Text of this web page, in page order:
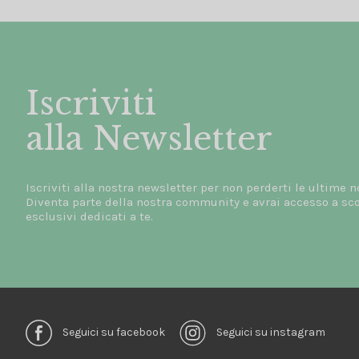
Iscriviti
alla Newsletter
Iscriviti alla nostra newsletter per non perderti le ultime
Diventa parte della nostra community e avrai accesso a
esclusivi dedicati a te.
Seguici su facebook Seguici su instagram